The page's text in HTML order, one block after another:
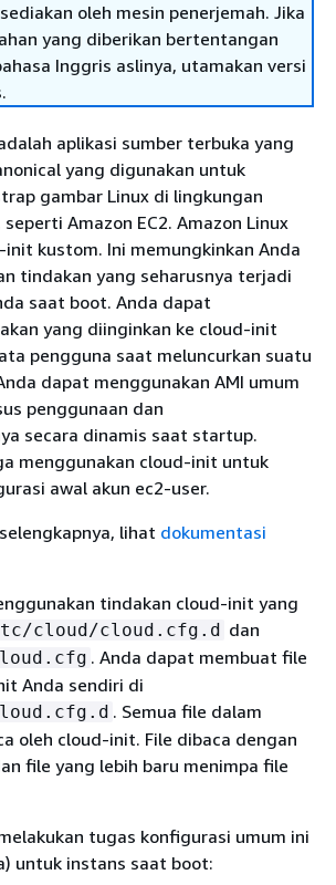
oleh mesin penerjemah. Jika
yang diberikan bertentangan
Inggris aslinya, utamakan versi
aplikasi sumber terbuka yang
yang digunakan untuk
gambar Linux di lingkungan
Amazon EC2. Amazon Linux
kustom. Ini memungkinkan Anda
tindakan yang seharusnya terjadi
saat boot. Anda dapat
yang diinginkan ke cloud-init
pengguna saat meluncurkan suatu
dapat menggunakan AMI umum
penggunaan dan
secara dinamis saat startup.
menggunakan cloud-init untuk
awal akun ec2-user.
lihat dokumentasi
tindakan cloud-init yang
cloud/cloud.cfg.d dan
. Anda dapat membuat file
Anda sendiri di
. Semua file dalam
oleh cloud-init. File dibaca dengan
file yang lebih baru menimpa file
tugas konfigurasi umum ini
untuk instans saat boot: